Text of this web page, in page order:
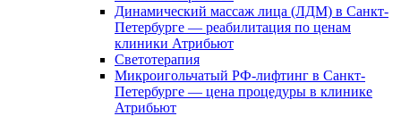
Динамический массаж лица (ЛДМ) в Санкт-
Петербурге — реабилитация по ценам
клиники Атрибьют
Светотерапия
Микроигольчатый РФ-лифтинг в Санкт-
Петербурге — цена процедуры в клинике
Атрибьют